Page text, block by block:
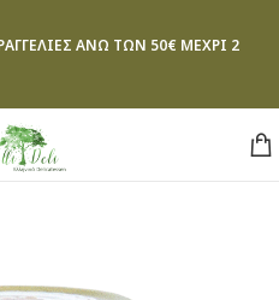
ΑΝΩ ΤΩΝ 50€ ΜΕΧΡΙ 2